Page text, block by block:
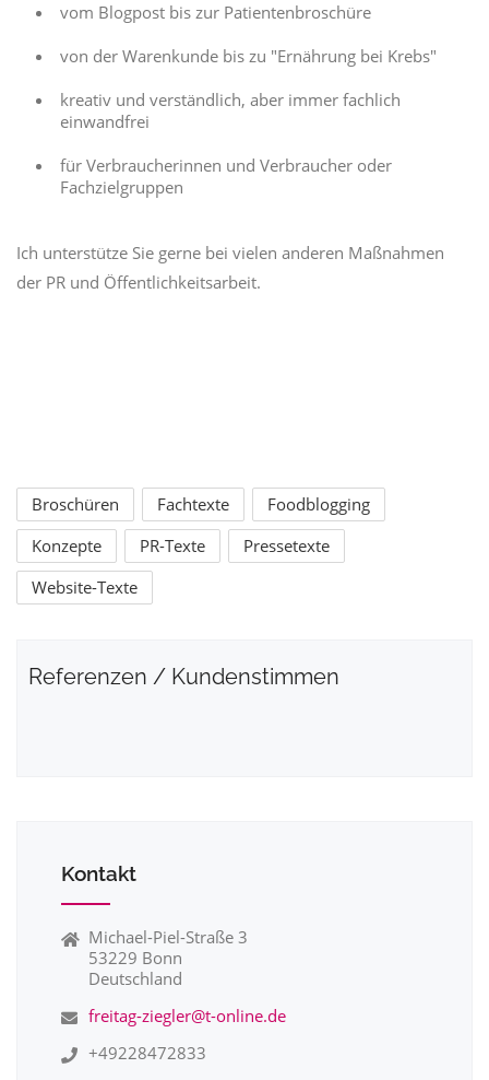
vom Blogpost bis zur Patientenbroschüre
von der Warenkunde bis zu "Ernährung bei Krebs"
kreativ und verständlich, aber immer fachlich
einwandfrei
für Verbraucherinnen und Verbraucher oder
Fachzielgruppen
Ich unterstütze Sie gerne bei vielen anderen Maßnahmen
der PR und Öffentlichkeitsarbeit.
Broschüren Fachtexte
Foodblogging
Konzepte
PR-Texte
Pressetexte
Website-Texte
Referenzen / Kundenstimmen
Kontakt
Michael-Piel-Straße 3
53229 Bonn
Deutschland
freitag-ziegler@t-online.de
+49228472833